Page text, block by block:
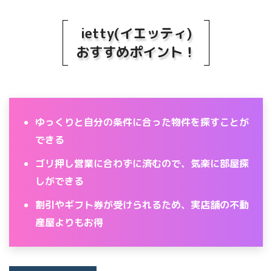
ietty(イエッティ)
おすすめポイント！
ゆっくりと自分の条件に合った物件を探すことが
できる
ゴリ押し営業に合わずに済むので、気楽に部屋探
しができる
割引やギフト券が受けられるため、実店舗の不動
産屋よりもお得